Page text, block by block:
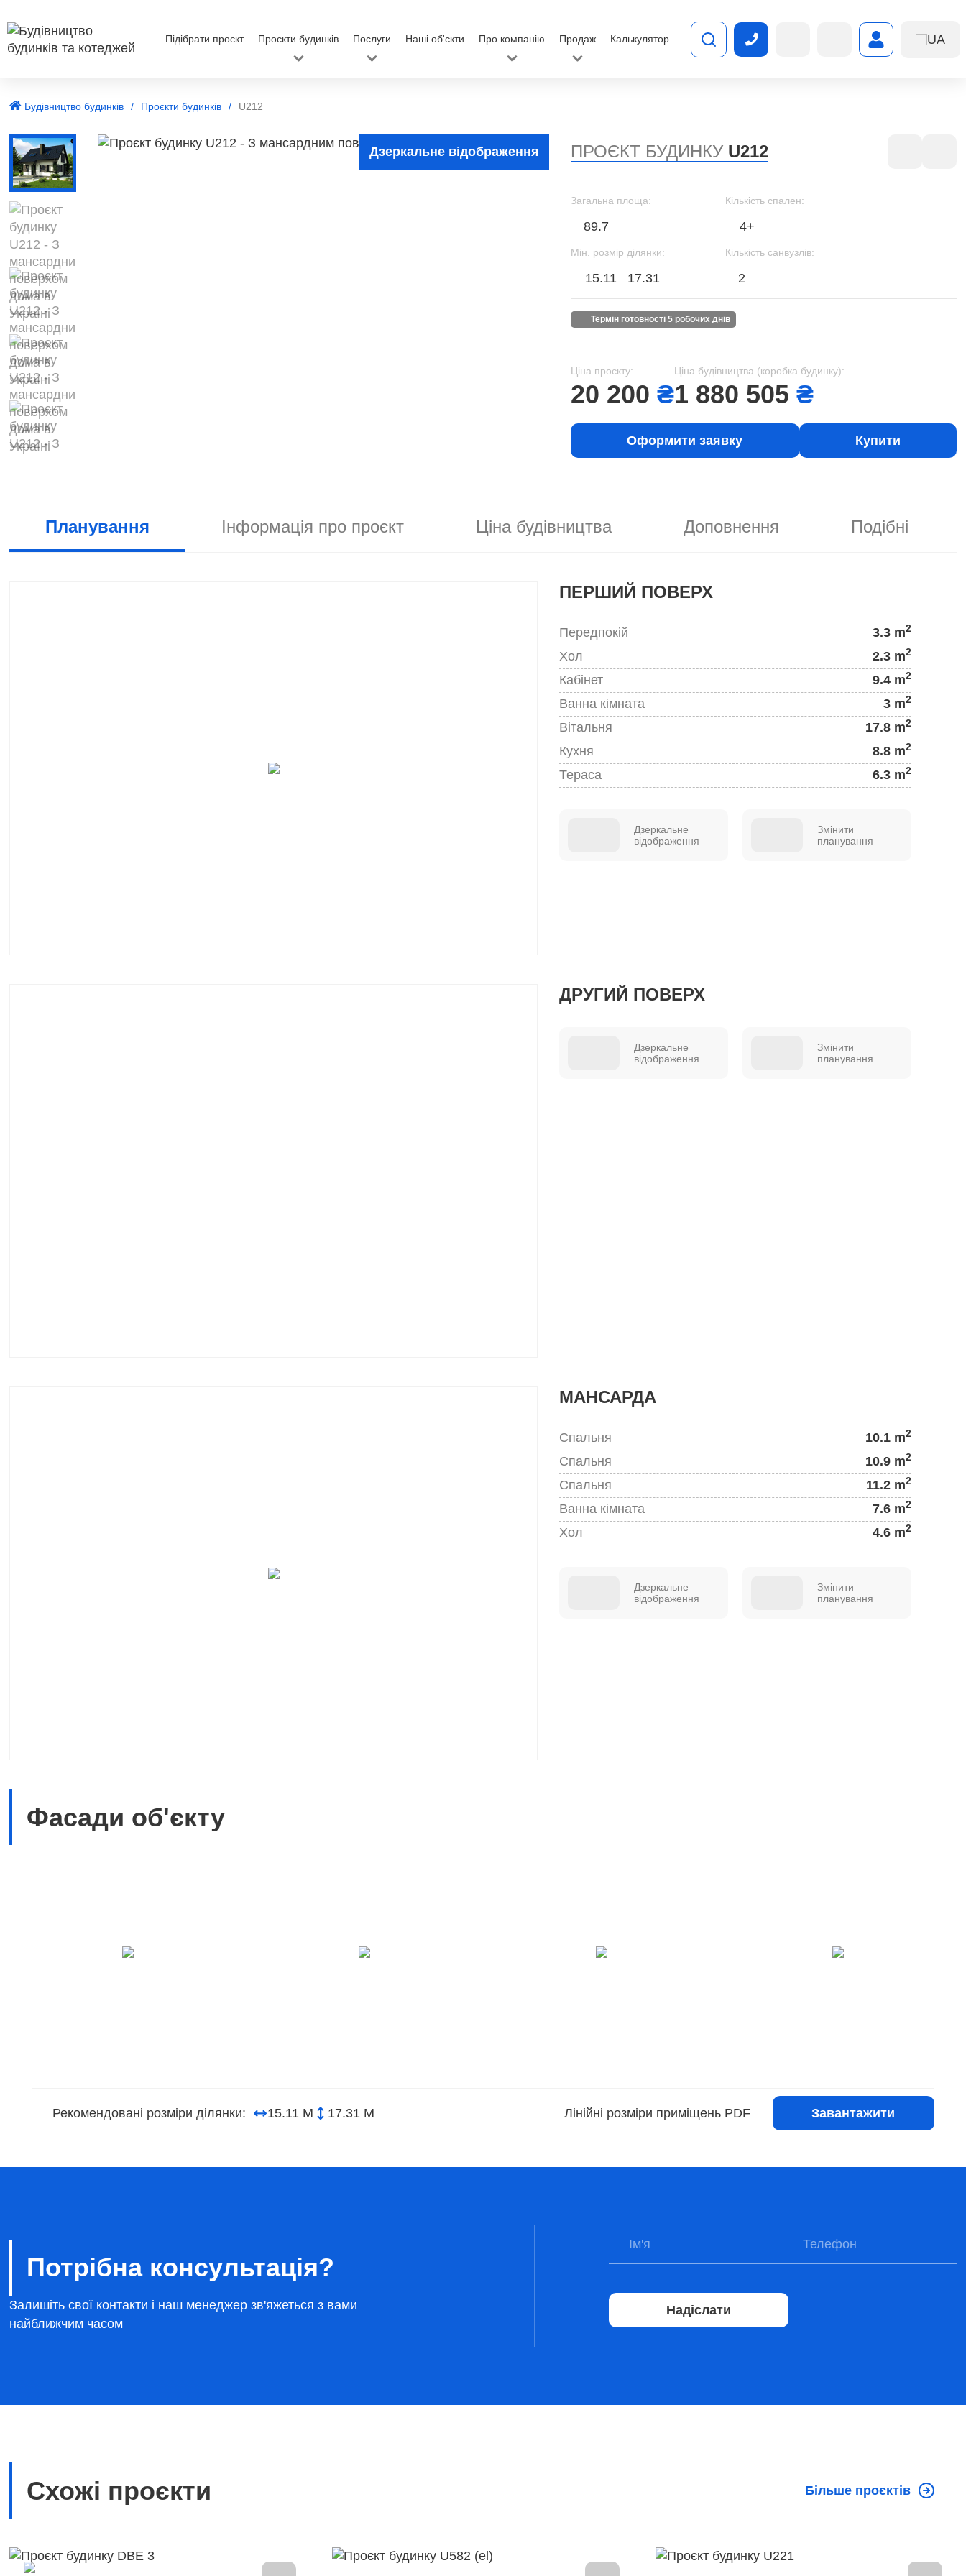
Підібрати проєкт Проєкти будинків Послуги Наші об'єкти Про компанію Продаж Калькулятор UA
Будівництво будинків Проєкти будинків U212
Дзеркальне відображення ПРОЄКТ БУДИНКУ U212
Загальна площа:
89.7
Кількість спален:
4+
Мін. розмір ділянки:
15.11 17.31
Кількість санвузлів:
2
термін готовності 5 робочих днів
Ціна проєкту:
20 200 ₴
Ціна будівництва (коробка будинку):
1 880 505 ₴
Оформити заявку Купити
Планування Інформація про проєкт Ціна будівництва Доповнення Подібні
ПЕРШИЙ ПОВЕРХ
Передпокій 3.3 m2
Хол 2.3 m2
Кабінет 9.4 m2
Ванна кімната 3 m2
Вітальня 17.8 m2
Кухня 8.8 m2
Тераса 6.3 m2
Дзеркальне
відображення
Змінити
планування
ДРУГИЙ ПОВЕРХ
Дзеркальне
відображення
Змінити
планування
МАНСАРДА
Спальня 10.1 m2
Спальня 10.9 m2
Спальня 11.2 m2
Ванна кімната 7.6 m2
Хол 4.6 m2
Дзеркальне
відображення
Змінити
планування
Фасади об'єкту
Рекомендовані розміри ділянки: 15.11 М 17.31 М Лінійні розміри приміщень PDF Завантажити
Потрібна консультація?
Залишіть свої контакти і наш менеджер зв'яжеться з вами
найближчим часом
Надіслати
Схожі проєкти Більше проєктів